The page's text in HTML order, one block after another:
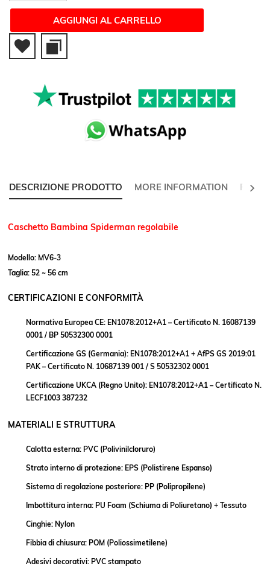
AGGIUNGI AL CARRELLO
DESCRIZIONE PRODOTTO MORE INFORMATION
Caschetto Bambina Spiderman regolabile
Modello: MV6-3
Taglia: 52 ~ 56 cm
CERTIFICAZIONI E CONFORMITÀ
Normativa Europea CE: EN1078:2012+A1 – Certificato N. 16087139
0001 / BP 50532300 0001
Certificazione GS (Germania): EN1078:2012+A1 + AfPS GS 2019:01
PAK – Certificato N. 10687139 001 / S 50532302 0001
Certificazione UKCA (Regno Unito): EN1078:2012+A1 – Certificato N.
LECF1003 387232
MATERIALI E STRUTTURA
Calotta esterna: PVC (Polivinilcloruro)
Strato interno di protezione: EPS (Polistirene Espanso)
Sistema di regolazione posteriore: PP (Polipropilene)
Imbottitura interna: PU Foam (Schiuma di Poliuretano) + Tessuto
Cinghie: Nylon
Fibbia di chiusura: POM (Poliossimetilene)
Adesivi decorativi: PVC stampato